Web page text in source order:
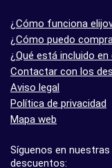
¿Cómo funciona
¿Cómo puedo
¿Qué está incluido en
Contactar con los
Aviso legal
Política de privacidad
Mapa web
Síguenos en
descuentos: